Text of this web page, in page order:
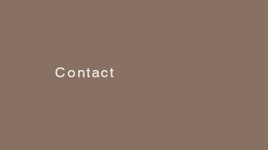
Contact